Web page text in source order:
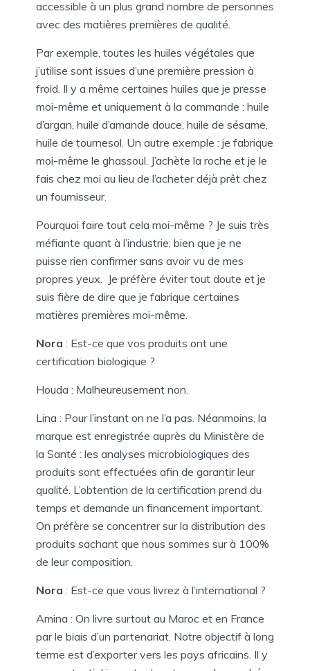
accessible à un plus grand nombre de personnes
avec des matières premières de qualité.
Par exemple, toutes les huiles végétales que
j’utilise sont issues d’une première pression à
froid. Il y a même certaines huiles que je presse
moi-même et uniquement à la commande : huile
d’argan, huile d’amande douce, huile de sésame,
huile de tournesol. Un autre exemple : je fabrique
moi-même le ghassoul. J’achète la roche et je le
fais chez moi au lieu de l’acheter déjà prêt chez
un fournisseur.
Pourquoi faire tout cela moi-même ? Je suis très
méfiante quant à l’industrie, bien que je ne
puisse rien confirmer sans avoir vu de mes
propres yeux. Je préfère éviter tout doute et je
suis fière de dire que je fabrique certaines
matières premières moi-même.
Nora : Est-ce que vos produits ont une
certification biologique ?
Houda : Malheureusement non.
Lina : Pour l’instant on ne l’a pas. Néanmoins, la
marque est enregistrée auprès du Ministère de
la Santé : les analyses microbiologiques des
produits sont effectuées afin de garantir leur
qualité. L’obtention de la certification prend du
temps et demande un financement important.
On préfère se concentrer sur la distribution des
produits sachant que nous sommes sur à 100%
de leur composition.
Nora : Est-ce que vous livrez à l’international ?
Amina : On livre surtout au Maroc et en France
par le biais d’un partenariat. Notre objectif à long
terme est d’exporter vers les pays africains. Il y